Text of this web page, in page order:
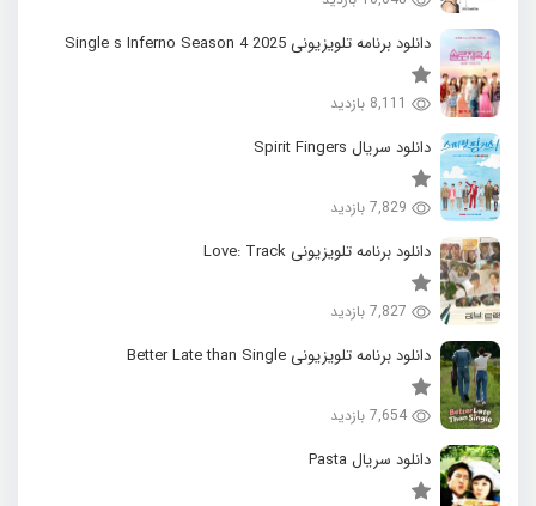
دانلود برنامه تلویزیونی 2025 Single s Inferno Season 4
8,111 بازدید
دانلود سریال Spirit Fingers
7,829 بازدید
دانلود برنامه تلویزیونی Love: Track
7,827 بازدید
دانلود برنامه تلویزیونی Better Late than Single
7,654 بازدید
دانلود سریال Pasta